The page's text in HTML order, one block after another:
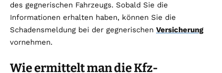
des gegnerischen Fahrzeugs. Sobald Sie die
Informationen erhalten haben, können Sie die
Schadensmeldung bei der gegnerischen Versicherung
vornehmen.
Wie ermittelt man die Kfz-